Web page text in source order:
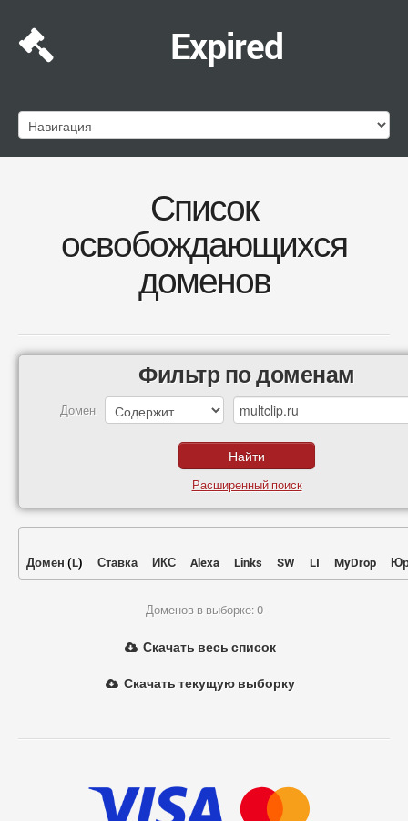
Expired
Список
освобождающихся
доменов
Фильтр по доменам
Домен
Расширенный поиск
Домен (L) Ставка ИКС Alexa Links SW LI MyDrop
Доменов в выборке: 0
Скачать весь список
Скачать текущую выборку